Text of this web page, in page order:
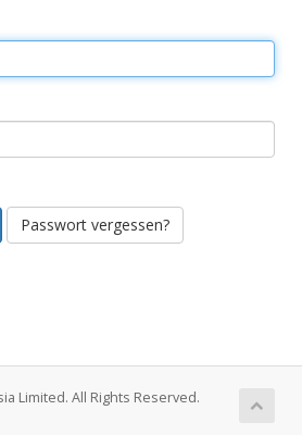
Passwort vergessen?
Limited. All Rights Reserved.